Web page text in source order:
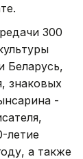
300
Беларусь,
знаковых
-
летие
а также